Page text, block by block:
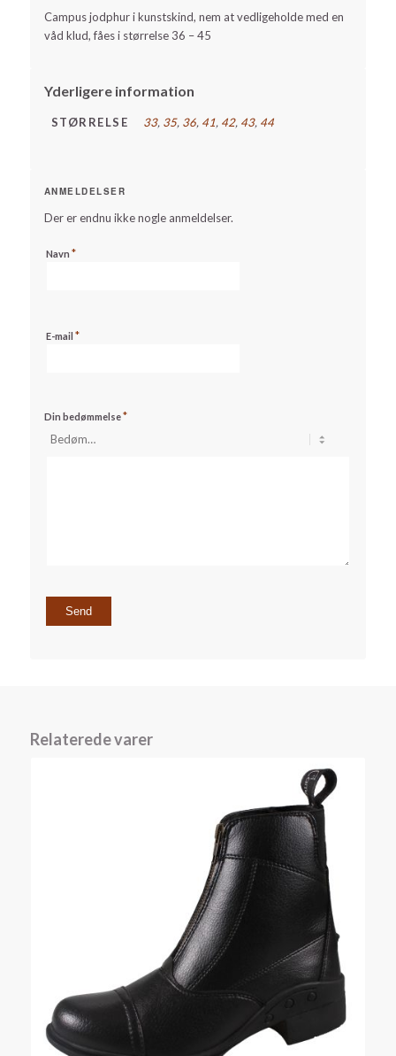
Campus jodphur i kunstskind, nem at vedligeholde med en
våd klud, fåes i størrelse 36 – 45
Yderligere information
STØRRELSE 33, 35, 36, 41, 42, 43, 44
ANMELDELSER
Der er endnu ikke nogle anmeldelser.
Navn *
E-mail *
Din bedømmelse*
Relaterede varer